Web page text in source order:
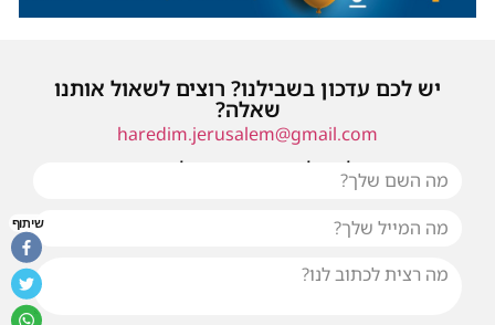
יש לכם עדכון בשבילנו? רוצים לשאול אותנו
שאלה?
haredim.jerusalem@gmail.com
או שילחו אלינו פנייה ונחזור אליכם בהקדם
שיתוף